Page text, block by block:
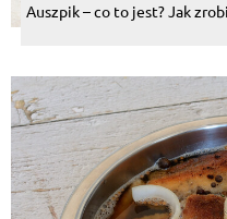
Auszpik – co to jest? Jak